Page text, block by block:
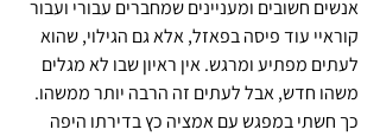
אנשים חשובים ומעניינים שמחברים עבורי ועבור
קוראיי עוד פיסה בפאזל, אלא גם הגילוי, שהוא
לעתים מפתיע ומרגש. אין ראיון שבו לא מגלים
משהו חדש, אבל לעתים זה הרבה יותר ממשהו.
כך חשתי במפגש עם אמציה כץ בדירתו היפה